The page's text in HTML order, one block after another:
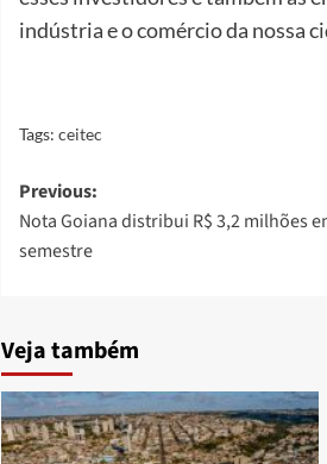
indústria e o comércio da nossa
Tags: ceitec
Post
navigation
Previous:
Nota Goiana distribui R$ 3,2 milhões
semestre
Veja também